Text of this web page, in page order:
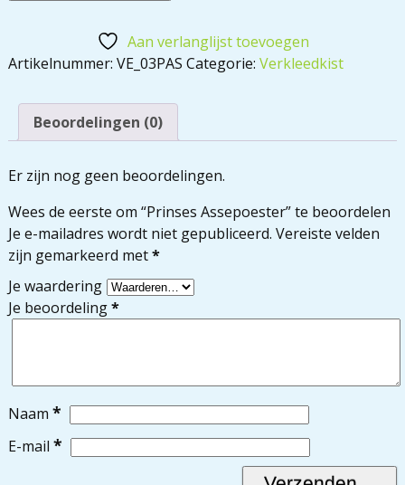
Aan verlanglijst toevoegen
Artikelnummer: VE_03PAS Categorie: Verkleedkist
Beoordelingen (0)
Er zijn nog geen beoordelingen.
Wees de eerste om “Prinses Assepoester” te beoordelen
Je e-mailadres wordt niet gepubliceerd. Vereiste velden
zijn gemarkeerd met*
Je waardering
Je beoordeling*
Naam *
E-mail *